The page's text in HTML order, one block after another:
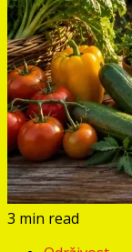
3 min read